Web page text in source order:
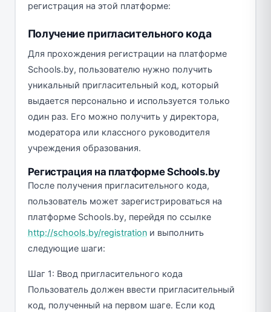
регистрация на этой платформе:
Получение пригласительного кода
Для прохождения регистрации на платформе
Schools.by, пользователю нужно получить
уникальный пригласительный код, который
выдается персонально и используется только
один раз. Его можно получить у директора,
модератора или классного руководителя
учреждения образования.
Регистрация на платформе Schools.by
После получения пригласительного кода,
пользователь может зарегистрироваться на
платформе Schools.by, перейдя по ссылке
http://schools.by/registrationи выполнить
следующие шаги:
Шаг 1: Ввод пригласительного кода
Пользователь должен ввести пригласительный
код, полученный на первом шаге. Если код